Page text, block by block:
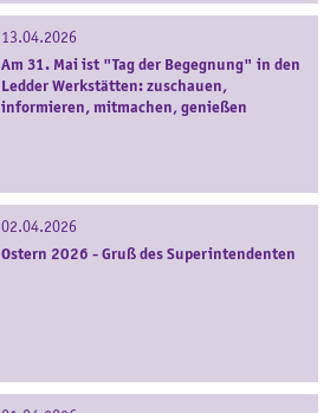
13.04.2026
Am 31. Mai ist "Tag der Begegnung" in den
Ledder Werkstätten: zuschauen,
informieren, mitmachen, genießen
02.04.2026
Ostern 2026 - Gruß des Superintendenten